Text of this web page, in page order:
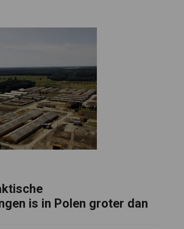
is in Polen groter dan